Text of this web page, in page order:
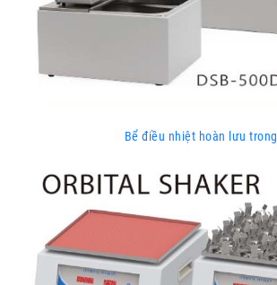
Bể điều nhiệt hoàn lưu trong